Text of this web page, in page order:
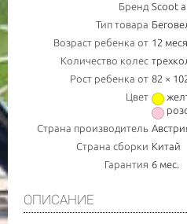
Бренд Scoot
Тип товара
Возраст ребенка от 12
Количество колес
Рост ребенка от 82 ×
Цвет
Страна производитель
Страна сборки Китай
Гарантия 6 мес.
ОПИСАНИЕ
УВЕДОМИТЬ О
НОМЕР МОБ. ТЕЛЕФОНА
Cообщим о примерной дате